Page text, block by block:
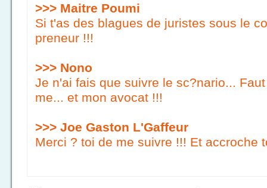
>>> Maitre Poumi
Si t'as des blagues de juristes sous le
preneur !!!
>>> Nono
Je n'ai fais que suivre le sc?nario...
me... et mon avocat !!!
>>> Joe Gaston L'Gaffeur
Merci ? toi de me suivre !!! Et accroche